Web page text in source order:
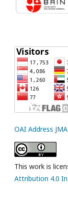
OAI Address
This work is
Attribution 4.0